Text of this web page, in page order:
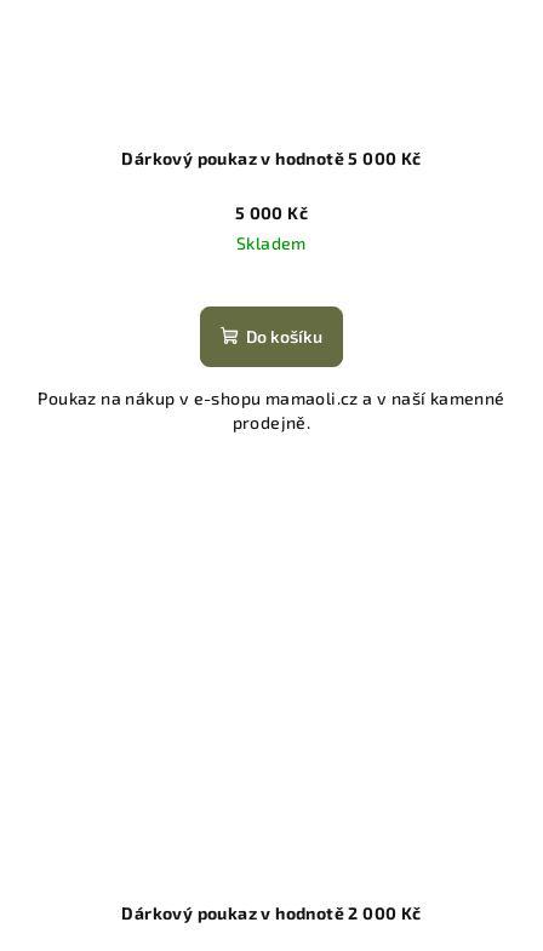
Dárkový poukaz v hodnotě 5 000 Kč
5 000 Kč
Skladem
Do košíku
Poukaz na nákup v e-shopu mamaoli.cz a v naší kamenné
prodejně.
Dárkový poukaz v hodnotě 2 000 Kč